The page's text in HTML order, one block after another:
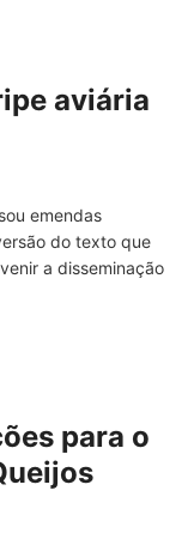
aviária
emendas
do texto que
a disseminação
para o